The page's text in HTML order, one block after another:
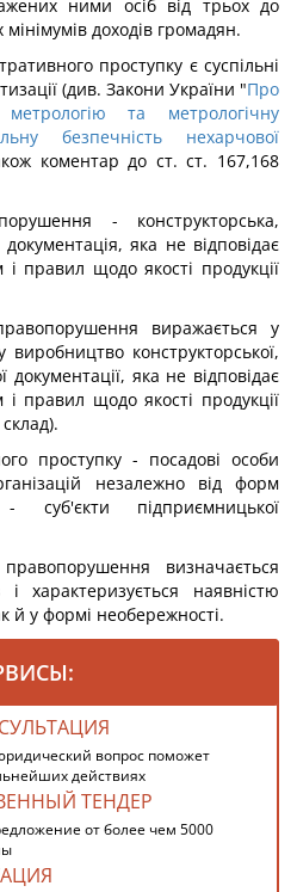
ними осіб від трьох до
доходів громадян.
проступку є суспільні
(див. Закони України "Про
та метрологічну
безпечність нехарчової
коментар до ст. ст. 167,168
- конструкторська,
яка не відповідає
правил щодо якості продукції
виражається у
конструкторської,
документації, яка не відповідає
правил щодо якості продукції
проступку - посадові особи
незалежно від форм
суб'єкти підприємницької
визначається
характеризується наявністю
й у формі необережності.
вопрос поможет
действиях
ТЕНДЕР
от более чем 5000